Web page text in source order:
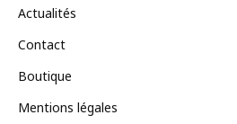
Actualités
Contact
Boutique
Mentions légales